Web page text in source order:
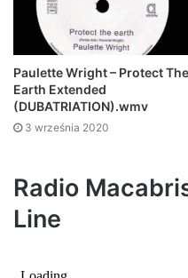
Paulette Wright – Protect The
Earth Extended
(DUBATRIATION).wmv
3 września 2020
Radio
Line